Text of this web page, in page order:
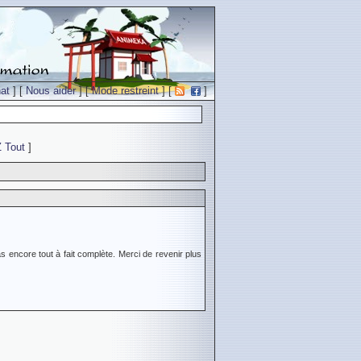
] [Nous aider] [Mode restreint] [ ]
Tout ]
encore tout à fait complète. Merci de revenir plus